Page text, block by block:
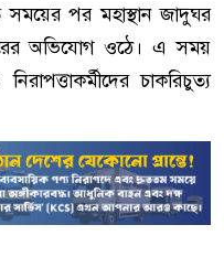
সময়ের পর মহাস্থান জাদুঘর
অভিযোগ ওঠে। এ সময়
চাকরিচুত্য